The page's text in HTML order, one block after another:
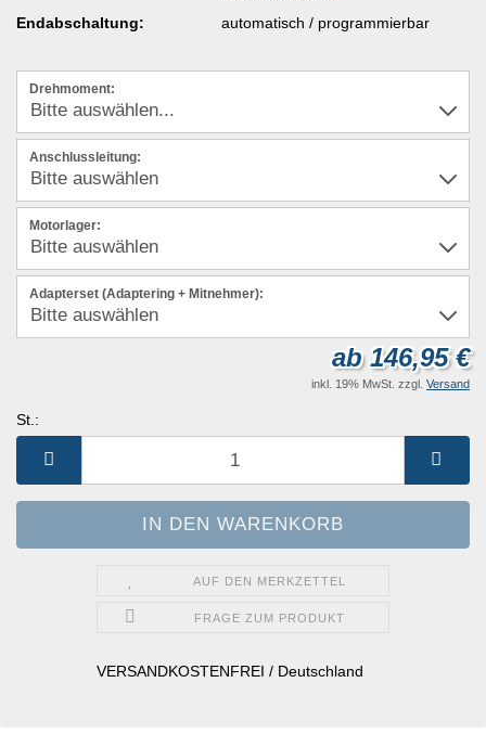
Endabschaltung: automatisch / programmierbar
Drehmoment:
Anschlussleitung:
Motorlager:
Adapterset (Adaptering + Mitnehmer):
ab 146,95 €
inkl. 19% MwSt. zzgl. Versand
St.:
AUF DEN MERKZETTEL
FRAGE ZUM PRODUKT
VERSANDKOSTENFREI / Deutschland